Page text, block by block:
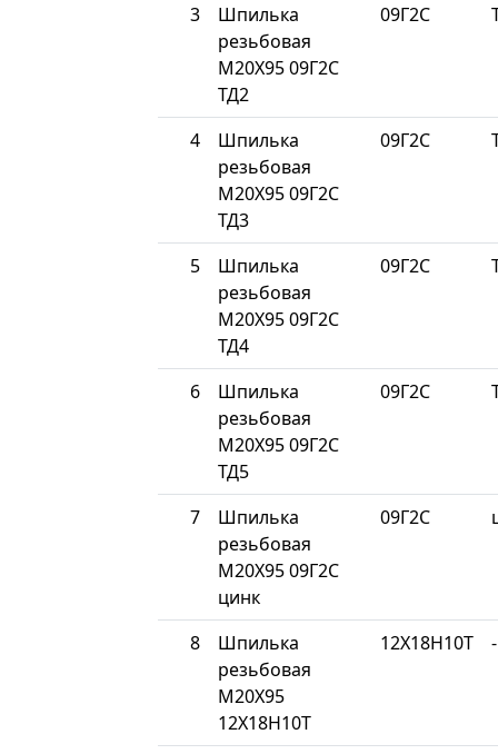
3
Шпилька
резьбовая
М20Х95 09Г2С
ТД2
09Г2С
4
Шпилька
резьбовая
М20Х95 09Г2С
ТД3
09Г2С
5
Шпилька
резьбовая
М20Х95 09Г2С
ТД4
09Г2С
6
Шпилька
резьбовая
М20Х95 09Г2С
ТД5
09Г2С
7
Шпилька
резьбовая
М20Х95 09Г2С
цинк
09Г2С
8
Шпилька
резьбовая
М20Х95
12Х18Н10Т
12Х18Н10Т -